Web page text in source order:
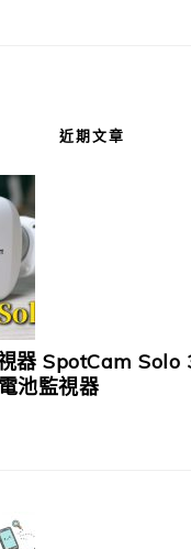
近期文章
器 SpotCam Solo
池監視器